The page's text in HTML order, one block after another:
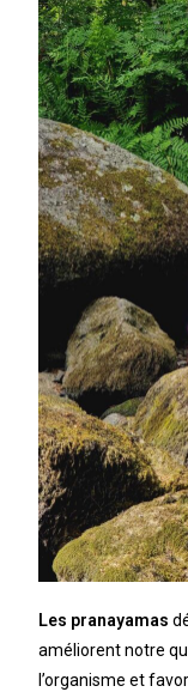
Les pranayamas
améliorent notre
l’organisme et